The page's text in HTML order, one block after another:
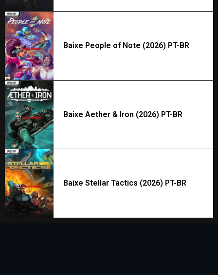
Baixe People of Note (2026) PT-BR
Baixe Aether & Iron (2026) PT-BR
Baixe Stellar Tactics (2026) PT-BR